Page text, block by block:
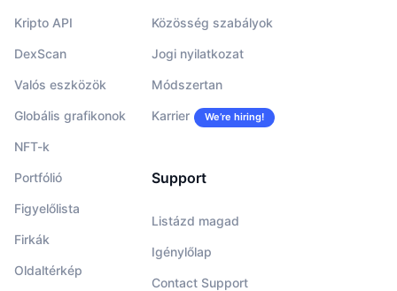
Kripto API
DexScan
Valós eszközök
Globális grafikonok
NFT-k
Portfólió
Figyelőlista
Firkák
Oldaltérkép
Közösség szabályok
Jogi nyilatkozat
Módszertan
Karrier We’re hiring!
Support
Listázd magad
Igénylőlap
Contact Support